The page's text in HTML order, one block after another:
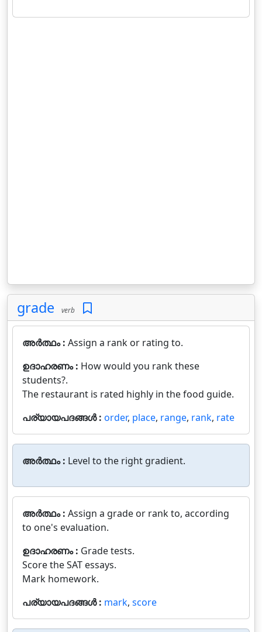
grade verb
അർത്ഥം : Assign a rank or rating to.
ഉദാഹരണം : How would you rank these
students?.
The restaurant is rated highly in the food guide.
പര്യായപദങ്ങൾ : order, place, range, rank, rate
അർത്ഥം : Level to the right gradient.
അർത്ഥം : Assign a grade or rank to, according
to one's evaluation.
ഉദാഹരണം : Grade tests.
Score the SAT essays.
Mark homework.
പര്യായപദങ്ങൾ : mark, score